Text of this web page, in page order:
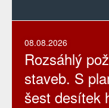
08.08.2026
Rozsáhlý
staveb. S
šest desítek